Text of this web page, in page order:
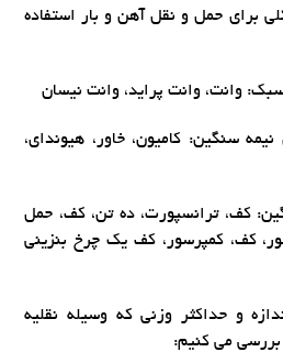
برای حمل و نقل آهن و بار استفاده
سنگین: کامیون، خاور، هیوندای،
کف، ترانسپورت، ده تن، کف، حمل
سه محور، کف، کمپرسور، کف یک چرخ بنزینی
و حداکثر وزنی که وسیله نقلیه
بررسی می کنیم: